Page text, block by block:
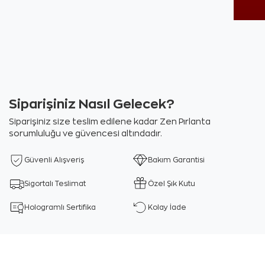
Siparişiniz Nasıl Gelecek?
Siparişiniz size teslim edilene kadar Zen Pırlanta
sorumluluğu ve güvencesi altındadır.
Güvenli Alışveriş Bakım Garantisi
Sigortalı Teslimat Özel Şık Kutu
Hologramlı Sertifika Kolay İade